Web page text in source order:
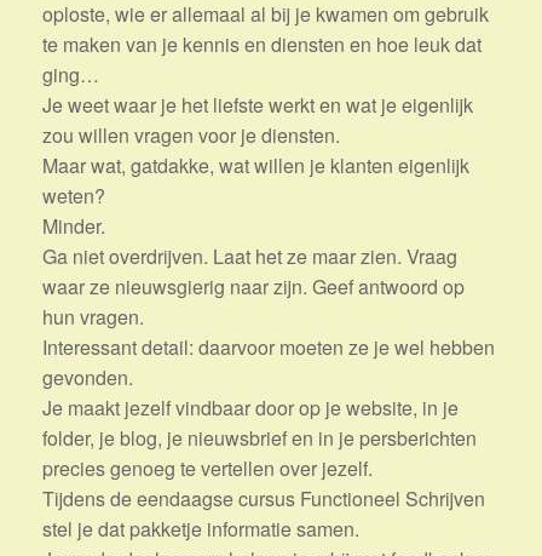
oploste, wie er allemaal al bij je kwamen om gebruik
te maken van je kennis en diensten en hoe leuk dat
ging…
Je weet waar je het liefste werkt en wat je eigenlijk
zou willen vragen voor je diensten.
Maar wat, gatdakke, wat willen je klanten eigenlijk
weten?
Minder.
Ga niet overdrijven. Laat het ze maar zien. Vraag
waar ze nieuwsgierig naar zijn. Geef antwoord op
hun vragen.
Interessant detail: daarvoor moeten ze je wel hebben
gevonden.
Je maakt jezelf vindbaar door op je website, in je
folder, je blog, je nieuwsbrief en in je persberichten
precies genoeg te vertellen over jezelf.
Tijdens de eendaagse cursus Functioneel Schrijven
stel je dat pakketje informatie samen.